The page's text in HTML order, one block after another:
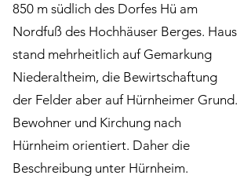
850 m südlich des Dorfes Hü am
Nordfuß des Hochhäuser Berges. Haus
stand mehrheitlich auf Gemarkung
Niederaltheim, die Bewirtschaftung
der Felder aber auf Hürnheimer Grund.
Bewohner und Kirchung nach
Hürnheim orientiert. Daher die
Beschreibung unter Hürnheim.